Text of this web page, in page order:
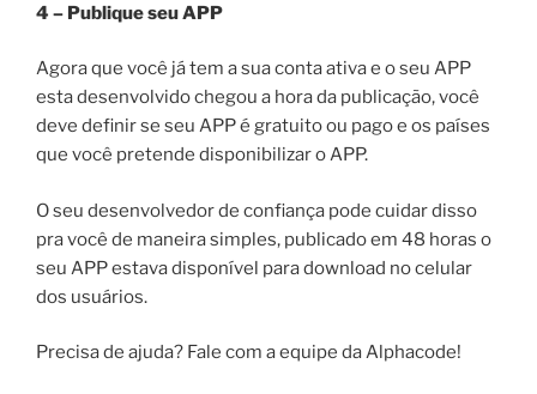
4 – Publique seu APP
Agora que você já tem a sua conta ativa e o seu APP
esta desenvolvido chegou a hora da publicação, você
deve definir se seu APP é gratuito ou pago e os países
que você pretende disponibilizar o APP.
O seu desenvolvedor de confiança pode cuidar disso
pra você de maneira simples, publicado em 48 horas o
seu APP estava disponível para download no celular
dos usuários.
Precisa de ajuda? Fale com a equipe da Alphacode!